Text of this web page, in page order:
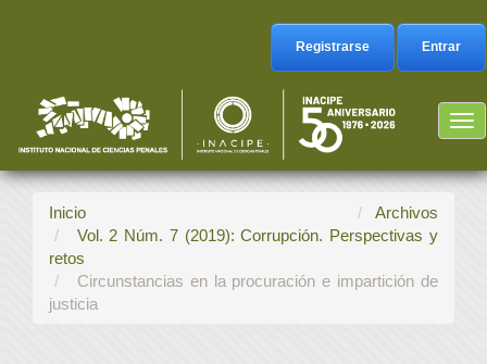
Barra
lateral
Registrarse Entrar
Inicio
Archivos
Vol. 2 Núm. 7 (2019): Corrupción. Perspectivas y
retos
Circunstancias en la procuración e impartición de
justicia